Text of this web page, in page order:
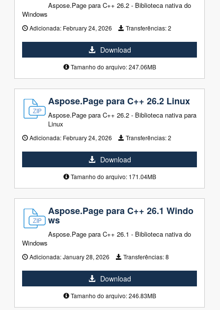
Aspose.Page para C++ 26.2 - Biblioteca nativa do
Windows
Adicionada: February 24, 2026 Transferências:2
Download
Tamanho do arquivo: 247.06MB
Aspose.Page para C++ 26.2 Linux
Aspose.Page para C++ 26.2 - Biblioteca nativa para
Linux
Adicionada: February 24, 2026 Transferências:2
Download
Tamanho do arquivo: 171.04MB
Aspose.Page para C++ 26.1 Windo
ws
Aspose.Page para C++ 26.1 - Biblioteca nativa do
Windows
Adicionada:January 28, 2026 Transferências:8
Download
Tamanho do arquivo: 246.83MB